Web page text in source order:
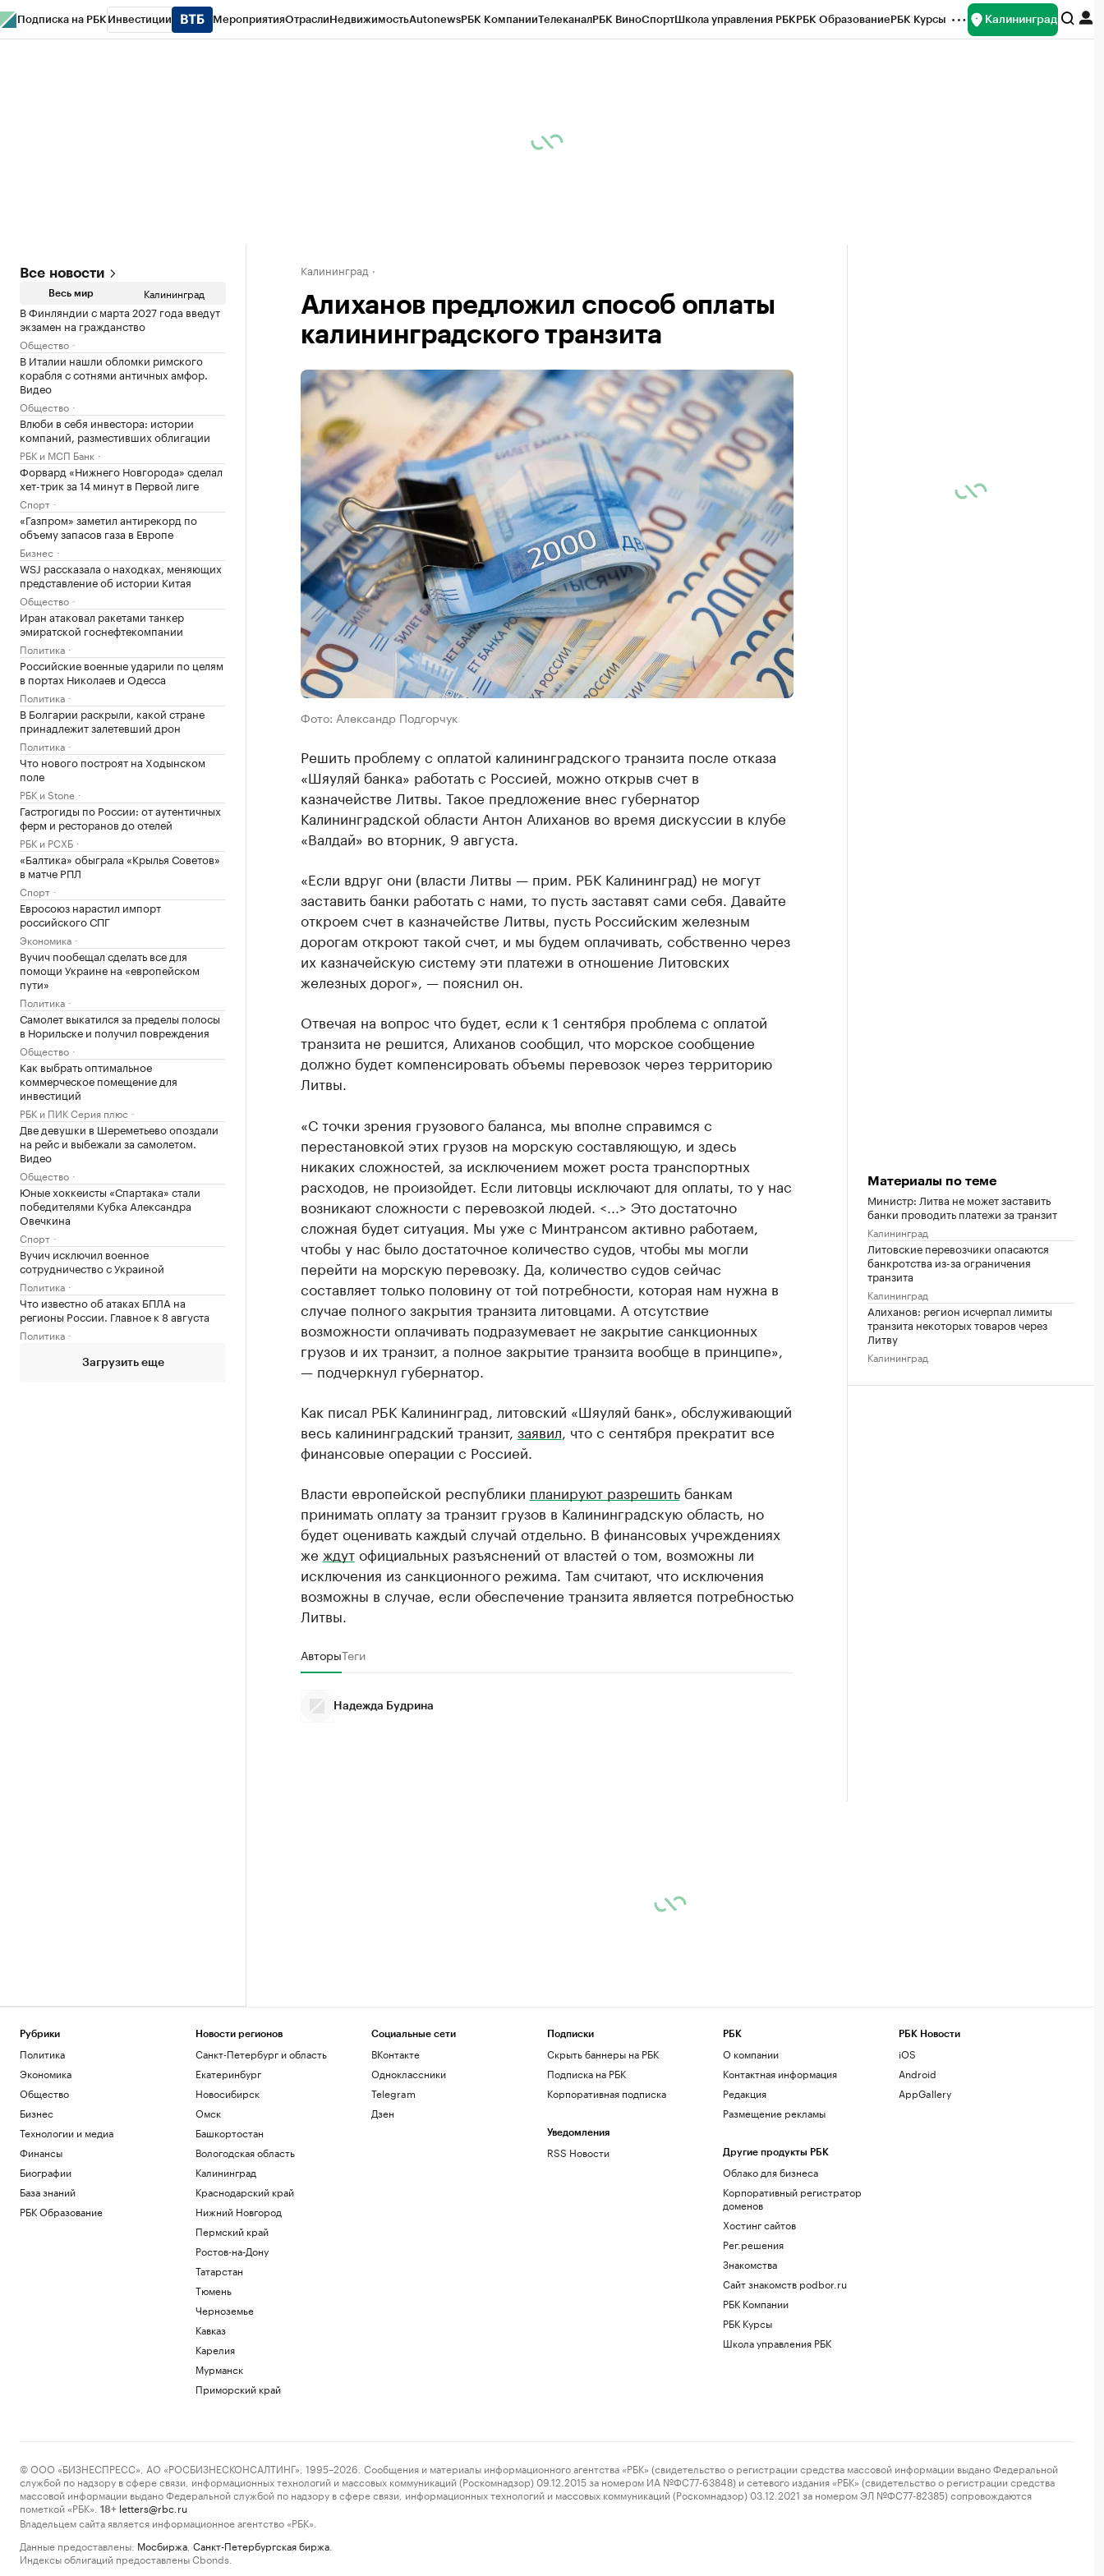
Подписка на РБК Инвестиции МероприятияОтраслиНедвижимостьAutonewsРБК КомпанииТелеканалРБК ВиноСпортШкола управления РБКРБК ОбразованиеРБК Курсы Калининград
Все новости
Весь мир Калининград
В Финляндии с марта 2027 года введут
экзамен на гражданство
Общество
В Италии нашли обломки римского
корабля с сотнями античных амфор.
Видео
Общество
Влюби в себя инвестора: истории
компаний, разместивших облигации
РБК и МСП Банк
Форвард «Нижнего Новгорода» сделал
хет-трик за 14 минут в Первой лиге
Спорт
«Газпром» заметил антирекорд по
объему запасов газа в Европе
Бизнес
WSJ рассказала о находках, меняющих
представление об истории Китая
Общество
Иран атаковал ракетами танкер
эмиратской госнефтекомпании
Политика
Российские военные ударили по целям
в портах Николаев и Одесса
Политика
В Болгарии раскрыли, какой стране
принадлежит залетевший дрон
Политика
Что нового построят на Ходынском
поле
РБК и Stone
Гастрогиды по России: от аутентичных
ферм и ресторанов до отелей
РБК и РСХБ
«Балтика» обыграла «Крылья Советов»
в матче РПЛ
Спорт
Евросоюз нарастил импорт
российского СПГ
Экономика
Вучич пообещал сделать все для
помощи Украине на «европейском
пути»
Политика
Самолет выкатился за пределы полосы
в Норильске и получил повреждения
Общество
Как выбрать оптимальное
коммерческое помещение для
инвестиций
РБК и ПИК Серия плюс
Две девушки в Шереметьево опоздали
на рейс и выбежали за самолетом.
Видео
Общество
Юные хоккеисты «Спартака» стали
победителями Кубка Александра
Овечкина
Спорт
Вучич исключил военное
сотрудничество с Украиной
Политика
Что известно об атаках БПЛА на
регионы России. Главное к 8 августа
Политика
Загрузить еще
Калининград
Алиханов предложил способ оплаты
калининградского транзита
Фото: Александр Подгорчук
Решить проблему с оплатой калининградского транзита после отказа
«Шяуляй банка» работать с Россией, можно открыв счет в
казначействе Литвы. Такое предложение внес губернатор
Калининградской области Антон Алиханов во время дискуссии в клубе
«Валдай» во вторник, 9 августа.
«Если вдруг они (власти Литвы — прим. РБК Калининград) не могут
заставить банки работать с нами, то пусть заставят сами себя. Давайте
откроем счет в казначействе Литвы, пусть Российским железным
дорогам откроют такой счет, и мы будем оплачивать, собственно через
их казначейскую систему эти платежи в отношение Литовских
железных дорог», — пояснил он.
Отвечая на вопрос что будет, если к 1 сентября проблема с оплатой
транзита не решится, Алиханов сообщил, что морское сообщение
должно будет компенсировать объемы перевозок через территорию
Литвы.
«С точки зрения грузового баланса, мы вполне справимся с
перестановкой этих грузов на морскую составляющую, и здесь
никаких сложностей, за исключением может роста транспортных
расходов, не произойдет. Если литовцы исключают для оплаты, то у нас
возникают сложности с перевозкой людей. <...> Это достаточно
сложная будет ситуация. Мы уже с Минтрансом активно работаем,
чтобы у нас было достаточное количество судов, чтобы мы могли
перейти на морскую перевозку. Да, количество судов сейчас
составляет только половину от той потребности, которая нам нужна в
случае полного закрытия транзита литовцами. А отсутствие
возможности оплачивать подразумевает не закрытие санкционных
грузов и их транзит, а полное закрытие транзита вообще в принципе»,
— подчеркнул губернатор.
Как писал РБК Калининград, литовский «Шяуляй банк», обслуживающий
весь калининградский транзит, заявил , что с сентября прекратит все
финансовые операции с Россией.
Власти европейской республики планируют разрешитьбанкам
принимать оплату за транзит грузов в Калининградскую область, но
будет оценивать каждый случай отдельно. В финансовых учреждениях
же ждутофициальных разъяснений от властей о том, возможны ли
исключения из санкционного режима. Там считают, что исключения
возможны в случае, если обеспечение транзита является потребностью
Литвы.
АвторыТеги
Надежда Будрина
Материалы по теме
Министр: Литва не может заставить
банки проводить платежи за транзит
Калининград
Литовские перевозчики опасаются
банкротства из-за ограничения
транзита
Калининград
Алиханов: регион исчерпал лимиты
транзита некоторых товаров через
Литву
Калининград
Рубрики
Политика
Экономика
Общество
Бизнес
Технологии и медиа
Финансы
Биографии
База знаний
РБК Образование
Новости регионов
Санкт-Петербург и область
Екатеринбург
Новосибирск
Омск
Башкортостан
Вологодская область
Калининград
Краснодарский край
Нижний Новгород
Пермский край
Ростов-на-Дону
Татарстан
Тюмень
Черноземье
Кавказ
Карелия
Мурманск
Приморский край
Социальные сети
ВКонтакте
Одноклассники
Telegram
Дзен
Подписки
Скрыть баннеры на РБК
Подписка на РБК
Корпоративная подписка
Уведомления
RSS Новости
РБК
О компании
Контактная информация
Редакция
Размещение рекламы
Другие продукты РБК
Облако для бизнеса
Корпоративный регистратор
доменов
Хостинг сайтов
Рег.решения
Знакомства
Сайт знакомств podbor.ru
РБК Компании
РБК Курсы
Школа управления РБК
РБК Новости
iOS
Android
AppGallery
© ООО «БИЗНЕСПРЕСС», АО «РОСБИЗНЕСКОНСАЛТИНГ», 1995–2026. Сообщения и материалы информационного агентства «РБК» (свидетельство о регистрации средства массовой информации выдано Федеральной
службой по надзору в сфере связи, информационных технологий и массовых коммуникаций (Роскомнадзор) 09.12.2015 за номером ИА №ФС77-63848) и сетевого издания «РБК» (свидетельство о регистрации средства
массовой информации выдано Федеральной службой по надзору в сфере связи, информационных технологий и массовых коммуникаций (Роскомнадзор) 03.12.2021 за номером ЭЛ №ФС77-82385) сопровождаются
пометкой «РБК».
18+ letters@rbc.ru
Владельцем сайта является информационное агентство «РБК».
Данные предоставлены: Мосбиржа Санкт-Петербургская биржа
Индексы облигаций предоставлены Cbonds.